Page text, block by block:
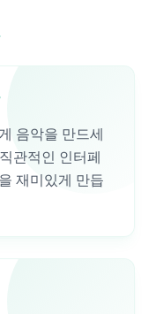
음악을 만드세
관적인 인터페
재미있게 만듭